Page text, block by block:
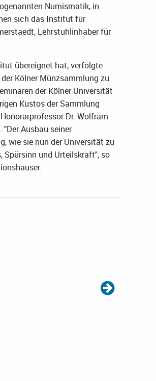
Numismatik, in
sich das Institut für
Lehrstuhlinhaber für
übereignet hat, verfolgte
Kölner Münzsammlung zu
der Kölner Universität
Kustos der Sammlung
Dr. Wolfram
Ausbau seiner
wie sie nun der Universität zu
Spürsinn und Urteilskraft", so